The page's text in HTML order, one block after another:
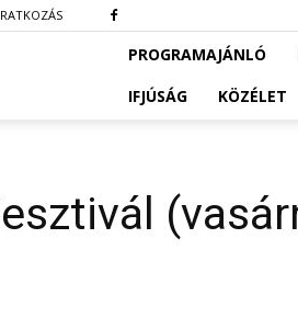
PROGRAMAJÁNLÓ
IFJÚSÁG
KÖZÉLET